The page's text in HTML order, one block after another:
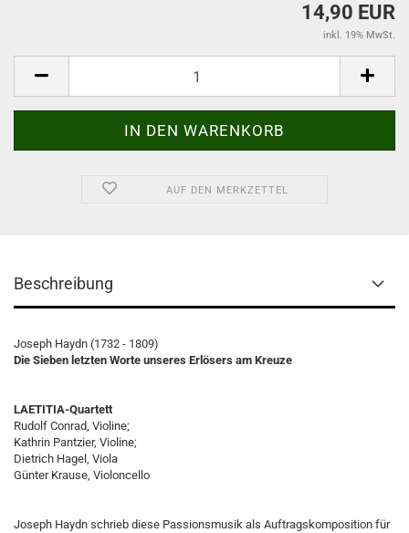
14,90 EUR
inkl. 19% MwSt.
AUF DEN MERKZETTEL
Beschreibung
Joseph Haydn (1732 - 1809)
Die Sieben letzten Worte unseres Erlösers am Kreuze
LAETITIA-Quartett
Rudolf Conrad, Violine;
Kathrin Pantzier, Violine;
Dietrich Hagel, Viola
Günter Krause, Violoncello
Joseph Haydn schrieb diese Passionsmusik als Auftragskomposition für